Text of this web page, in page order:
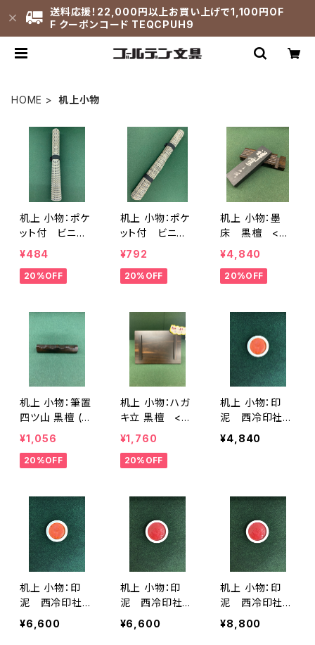
送料応援！22,000円以上お買い上げで1,100円OF
F クーポンコード TEQCPUH9
HOME 机上小物
机上 小物：ポケ
ット付 ビニー
ル筆巻(中) <
¥484
20%OFF
机上 小物：ポケ
ット付 ビニー
ル筆巻(大) <
¥792
20%OFF
机上 小物：墨
床 黒檀 <商
品番号1390>
¥4,840
20%OFF
机上 小物：筆置
四ツ山 黒檀 (8.
5㎝) <商品番
号1392>
¥1,056
20%OFF
机上 小物：ハガ
キ立 黒檀 <商
品番号1393>
¥1,760
20%OFF
机上 小物：印
泥 西冷印社製
「光明」 １両装
(30g) <商品
¥4,840
机上 小物：印
泥 西冷印社製
「光明」 2両装
(60g) <商品
¥6,600
机上 小物：印
泥 西冷印社製
「美麗」 1両装 (3
0g) <商品番
¥6,600
机上 小物：印
泥 西冷印社製
「美麗」 2両装
(60g) <商品
¥8,800